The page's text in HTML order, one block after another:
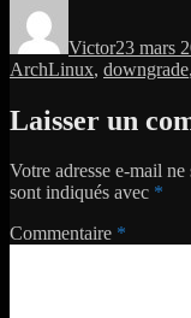
Victor23 mars
ArchLinux, downgrade,
Laisser un
Votre adresse e-mail ne
sont indiqués avec *
Commentaire *